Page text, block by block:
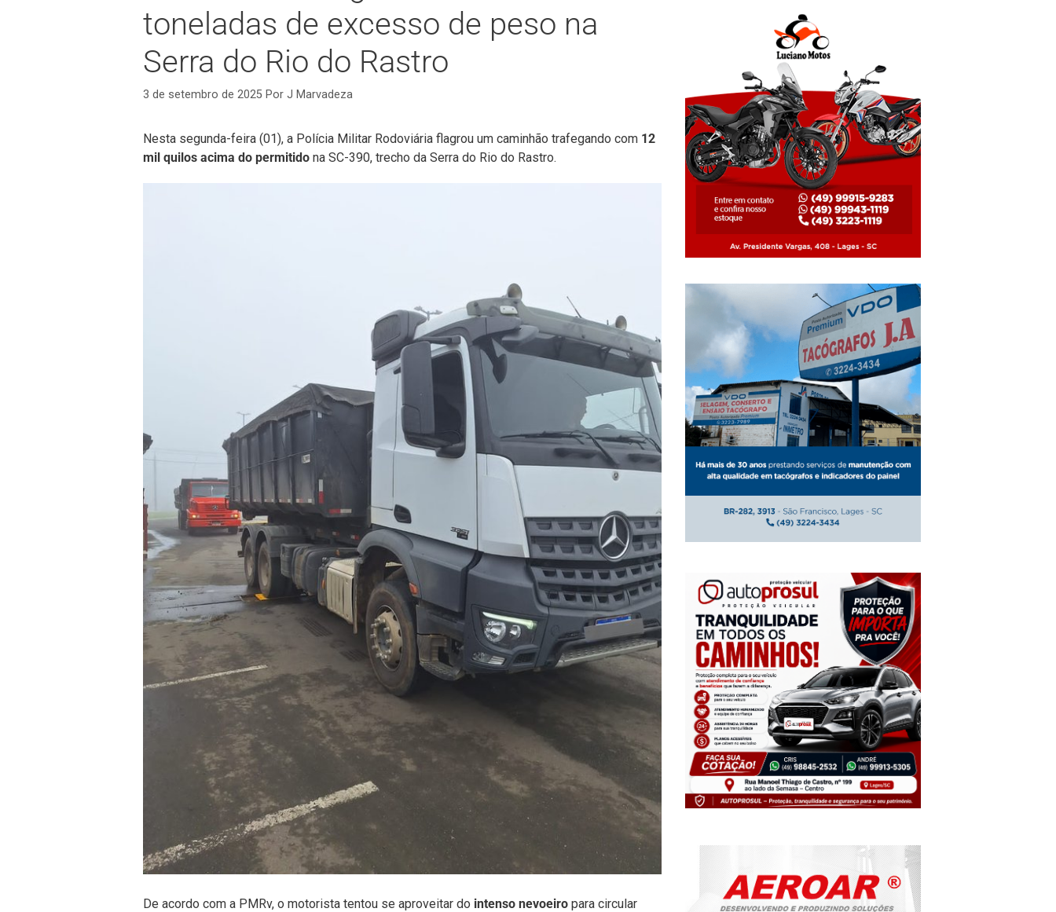
toneladas de excesso de peso na
Serra do Rio do Rastro
3 de setembro de 2025 Por J Marvadeza
Nesta segunda-feira (01), a Polícia Militar Rodoviária flagrou um caminhão trafegando com 12
mil quilos acima do permitido na SC-390, trecho da Serra do Rio do Rastro.
De acordo com a PMRv, o motorista tentou se aproveitar do intenso nevoeiro para circular